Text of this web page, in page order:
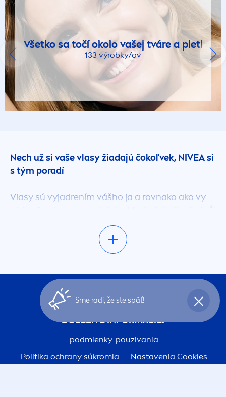
VYBRAŤ
Všetko sa točí okolo vašej tváre a pleti
133 výrobky/ov
Nech už si vaše vlasy žiadajú čokoľvek, NIVEAsi
s tým poradí
Vlasy sú vyjadrením vášho ja a rovnako ako vy
krátkych, dlhých
polodlhých vlasoch, či sú vaše vlasy
mastné alebo suché
ktoré ich udržia zdravé a krásne.
Nájdete tu vlasové prípravky, ktoré obsahujú
všetko, po čom vlasy túžia
tvarovacie spreje, tužidlá, gély. Pripravili sme pre
vás tiež články, ktoré vám poradia, inšpirujú,
vysvetlia...
DÔLEŽITÉ INFORMÁCIE:
podmienky-pouzivania
Politika ochrany súkromia
Nastavenia Cookies
Sme radi, že ste späť!